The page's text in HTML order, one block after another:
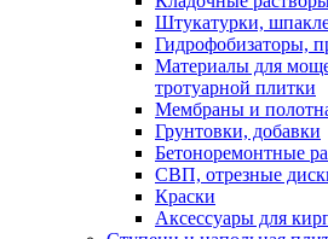
Штукатурки,
Гидрофобизаторы,
Материалы для
тротуарной плитки
Мембраны и
Грунтовки, добавки
Бетоноремонтные
СВП, отрезные
Краски
Аксессуары для